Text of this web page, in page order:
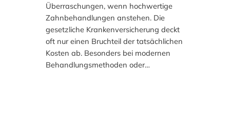
Überraschungen, wenn hochwertige
Zahnbehandlungen anstehen. Die
gesetzliche Krankenversicherung deckt
oft nur einen Bruchteil der tatsächlichen
Kosten ab. Besonders bei modernen
Behandlungsmethoden oder…